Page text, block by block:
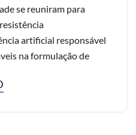
se reuniram para
artificial responsável
na formulação de